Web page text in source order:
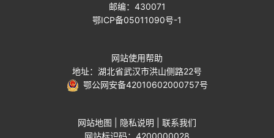
邮编：430071
鄂ICP备05011090号-1
网站使用帮助
地址：湖北省武汉市洪山侧路22号
鄂公网安备42010602000757号
网站地图 隐私说明
联系我们
网站标识码：4200000028